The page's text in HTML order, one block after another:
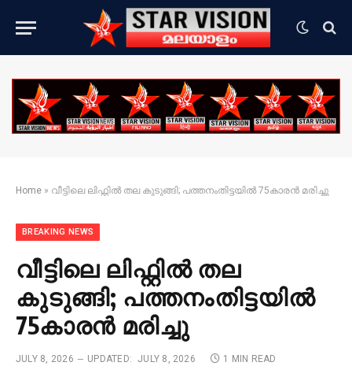
Home » വീട്ടിലെ ലിഫ്റ്റില്‍ തല കുടുങ്ങി; പത്തനംതിട്ടയില്‍ 75കാരന്‍ മരിച്ചു
BREAKING NEWS
വീട്ടിലെ ലിഫ്റ്റില്‍ തല
കുടുങ്ങി; പത്തനംതിട്ടയില്‍
75കാരന്‍ മരിച്ചു
JULY 8, 2026 UPDATED: JULY 8, 2026 1 MIN READ